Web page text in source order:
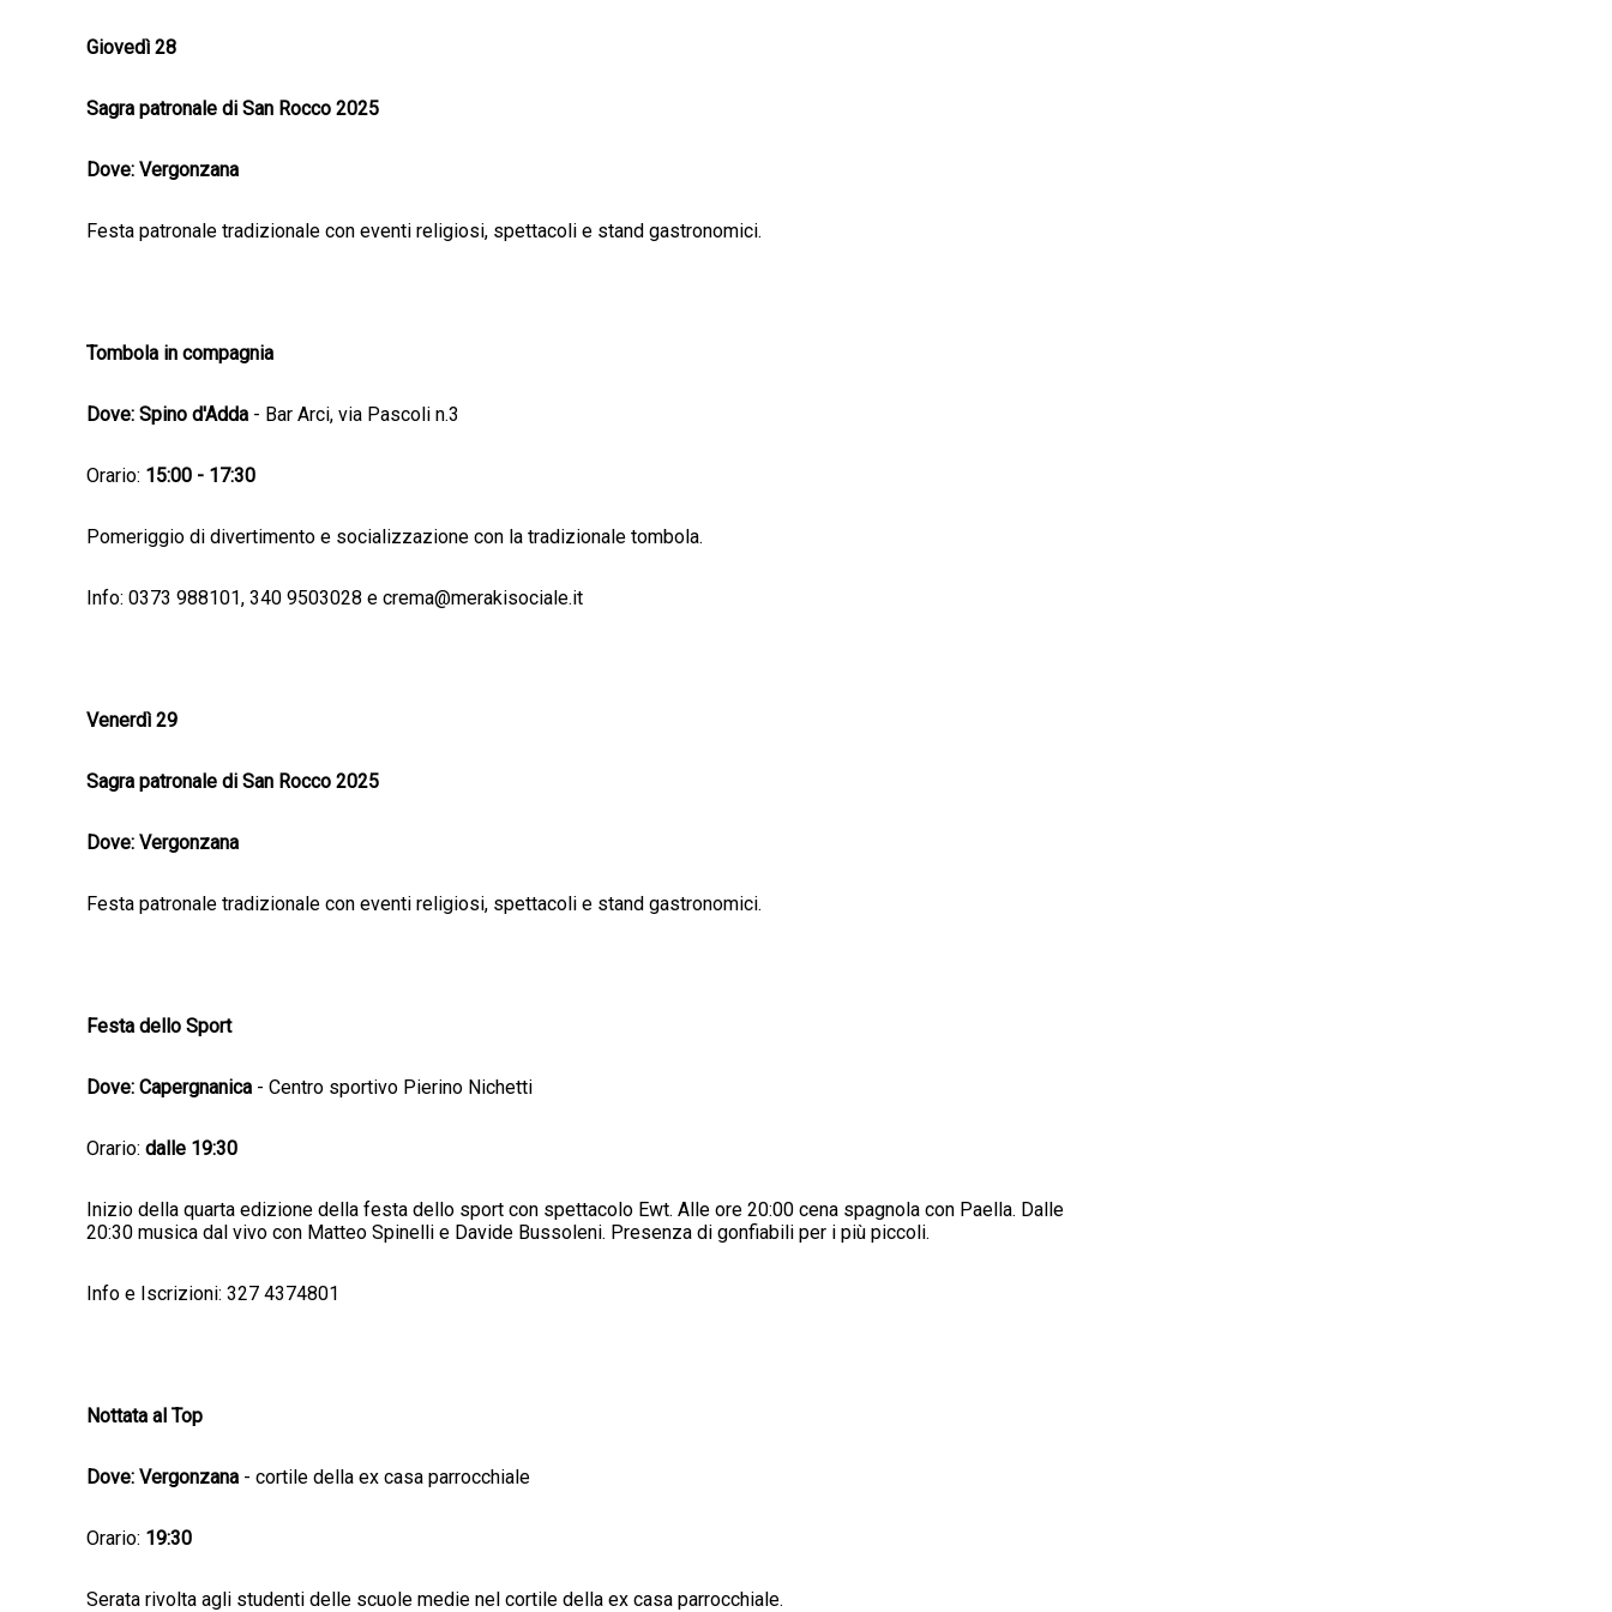
Giovedì 28
Sagra patronale di San Rocco 2025
Dove: Vergonzana
Festa patronale tradizionale con eventi religiosi, spettacoli e stand gastronomici.
Tombola in compagnia
Dove: Spino d'Adda - Bar Arci, via Pascoli n.3
Orario: 15:00 - 17:30
Pomeriggio di divertimento e socializzazione con la tradizionale tombola.
Info: 0373 988101, 340 9503028 e crema@merakisociale.it
Venerdì 29
Sagra patronale di San Rocco 2025
Dove: Vergonzana
Festa patronale tradizionale con eventi religiosi, spettacoli e stand gastronomici.
Festa dello Sport
Dove: Capergnanica - Centro sportivo Pierino Nichetti
Orario: dalle 19:30
Inizio della quarta edizione della festa dello sport con spettacolo Ewt. Alle ore 20:00 cena spagnola con Paella. Dalle
20:30 musica dal vivo con Matteo Spinelli e Davide Bussoleni. Presenza di gonfiabili per i più piccoli.
Info e Iscrizioni: 327 4374801
Nottata al Top
Dove: Vergonzana - cortile della ex casa parrocchiale
Orario: 19:30
Serata rivolta agli studenti delle scuole medie nel cortile della ex casa parrocchiale.